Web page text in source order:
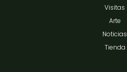
Visitas
Arte
Noticias
Tienda